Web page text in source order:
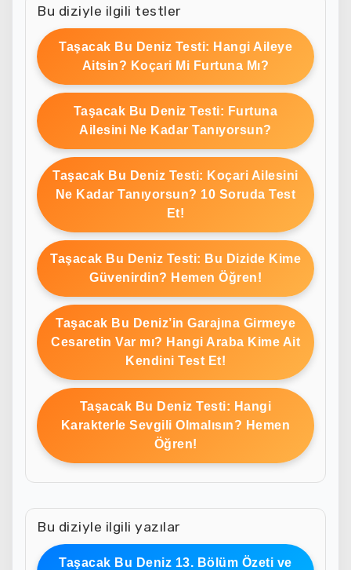
Bu diziyle ilgili testler
Taşacak Bu Deniz Testi: Hangi Aileye
Aitsin? Koçari Mi Furtuna Mı?
Taşacak Bu Deniz Testi: Furtuna
Ailesini Ne Kadar Tanıyorsun?
Taşacak Bu Deniz Testi: Koçari Ailesini
Ne Kadar Tanıyorsun? 10 Soruda Test
Et!
Taşacak Bu Deniz Testi: Bu Dizide Kime
Güvenirdin? Hemen Öğren!
Taşacak Bu Deniz’in Garajına Girmeye
Cesaretin Var mı? Hangi Araba Kime Ait
Kendini Test Et!
Taşacak Bu Deniz Testi: Hangi
Karakterle Sevgili Olmalısın? Hemen
Öğren!
Bu diziyle ilgili yazılar
Taşacak Bu Deniz 13. Bölüm Özeti ve